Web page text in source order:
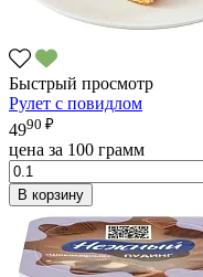
Быстрый просмотр
Рулет с повидлом
4990 ₽
цена за 100 грамм
В корзину